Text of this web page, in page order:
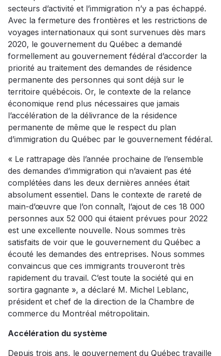
secteurs d’activité et l’immigration n’y a pas échappé.
Avec la fermeture des frontières et les restrictions de
voyages internationaux qui sont survenues dès mars
2020, le gouvernement du Québec a demandé
formellement au gouvernement fédéral d’accorder la
priorité au traitement des demandes de résidence
permanente des personnes qui sont déjà sur le
territoire québécois. Or, le contexte de la relance
économique rend plus nécessaires que jamais
l’accélération de la délivrance de la résidence
permanente de même que le respect du plan
d’immigration du Québec par le gouvernement fédéral.
« Le rattrapage dès l’année prochaine de l’ensemble
des demandes d’immigration qui n’avaient pas été
complétées dans les deux dernières années était
absolument essentiel. Dans le contexte de rareté de
main-d’œuvre que l’on connaît, l’ajout de ces 18 000
personnes aux 52 000 qui étaient prévues pour 2022
est une excellente nouvelle. Nous sommes très
satisfaits de voir que le gouvernement du Québec a
écouté les demandes des entreprises. Nous sommes
convaincus que ces immigrants trouveront très
rapidement du travail. C’est toute la société qui en
sortira gagnante », a déclaré M. Michel Leblanc,
président et chef de la direction de la Chambre de
commerce du Montréal métropolitain.
Accélération du système
Depuis trois ans, le gouvernement du Québec travaille